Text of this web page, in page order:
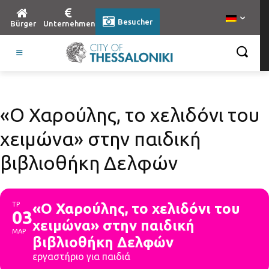
Bürger Unternehmen Besucher
«Ο Χαρούλης, το χελιδόνι του
χειμώνα» στην παιδική
βιβλιοθήκη Δελφών
ΤΡ
03
ΜΑΡ
«Ο Χαρούλης, το χελιδόνι του
χειμώνα» στην παιδική
βιβλιοθήκη Δελφών
εργαστήριο για παιδιά